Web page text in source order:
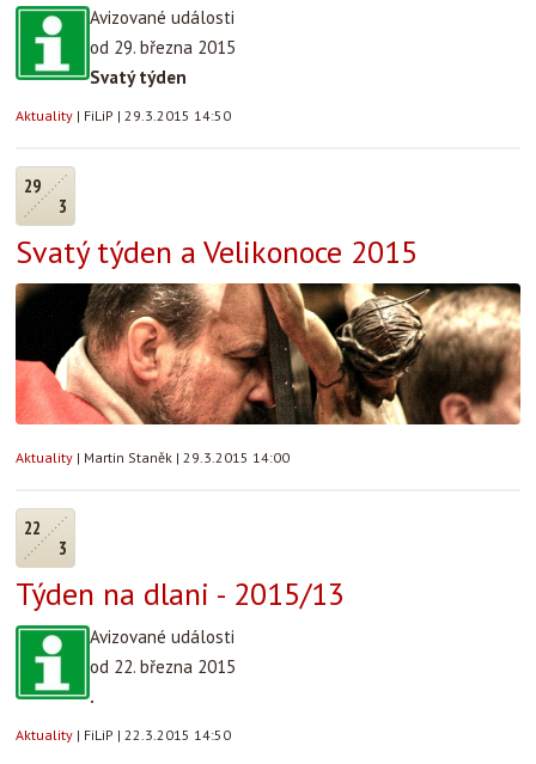
Avizované události
od 29. března 2015
Svatý týden
Aktuality | FiLiP | 29.3.2015 14:50
29
3
Svatý týden a Velikonoce 2015
Aktuality | Martin Staněk | 29.3.2015 14:00
22
3
Týden na dlani - 2015/13
Avizované události
od 22. března 2015
.
Aktuality | FiLiP | 22.3.2015 14:50